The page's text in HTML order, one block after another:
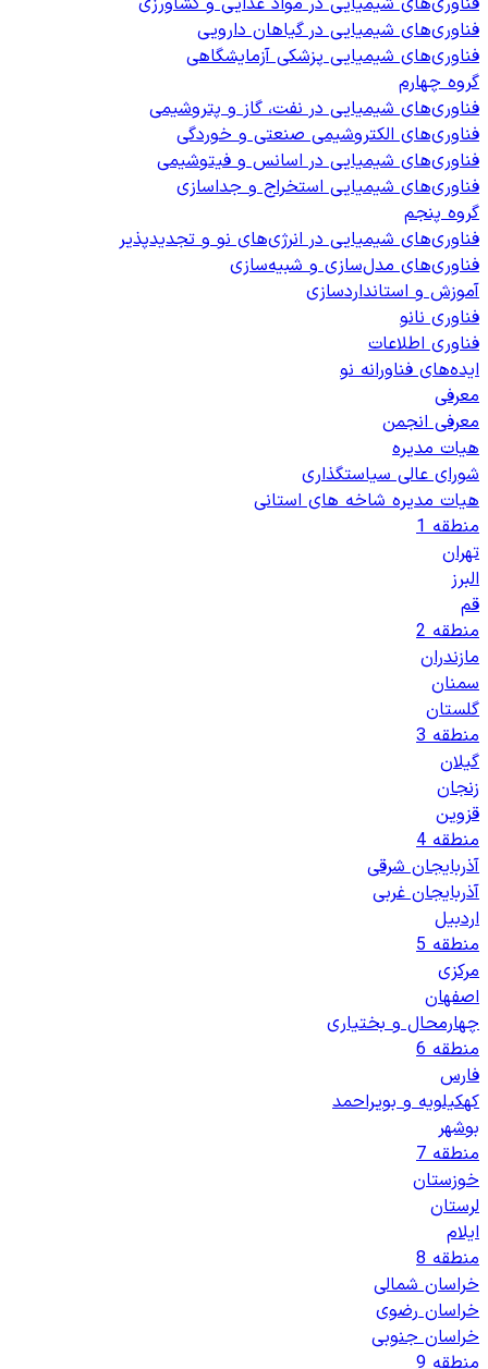
فناوری‌های شیمیایی در گیاهان دارویی
فناوری‌های شیمیایی پزشکی آزمایشگاهی
گروه چهارم
فناوری‌های شیمیایی در نفت، گاز و پتروشیمی
فناوری‌های الکتروشیمی صنعتی و خوردگی
فناوری‌های شیمیایی در اسانس و فیتوشیمی
فناوری‌های شیمیایی استخراج و جداسازی
گروه پنجم
فناوری‌های شیمیایی در انرژی‌های نو و تجدیدپذیر
فناوری‌های مدل‌سازی و شبیه‌سازی
آموزش و استانداردسازی
فناوری نانو
فناوری اطلاعات
ایده‌های فناورانه نو
معرفی
معرفی انجمن
هیات مدیره
شورای عالی سیاستگذاری
هیات مدیره شاخه های استانی
منطقه 1
تهران
البرز
قم
منطقه 2
مازندران
سمنان
گلستان
منطقه 3
گیلان
زنجان
قزوین
منطقه 4
آذربایجان شرقی
آذربایجان غربی
اردبیل
منطقه 5
مرکزی
اصفهان
چهارمحال و بختیاری
منطقه 6
فارس
کهکیلویه و بویراحمد
بوشهر
منطقه 7
خوزستان
لرستان
ایلام
منطقه 8
خراسان شمالی
خراسان رضوی
خراسان جنوبی
منطقه 9